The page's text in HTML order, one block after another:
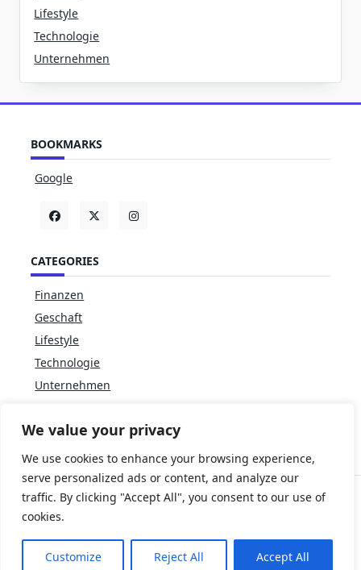
We value your privacy
We use cookies to enhance your browsing experience,
serve personalized ads or content, and analyze our
traffic. By clicking "Accept All", you consent to our use of
cookies.
Customize Reject All Accept All
Lifestyle
Technologie
Unternehmen
BOOKMARKS
Google
CATEGORIES
Finanzen
Geschaft
Lifestyle
Technologie
Unternehmen
Copyright © 2026Yuki News Magazine Theme
Designed ByWP Moose